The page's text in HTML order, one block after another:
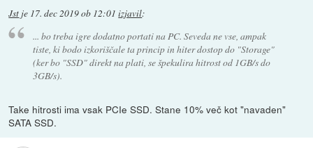
Jst je 17. dec 2019 ob 12:01 izjavil:
... bo treba igre dodatno portati na PC. Seveda ne vse, ampak
tiste, ki bodo izkoriščale ta princip in hiter dostop do "Storage"
(ker bo "SSD" direkt na plati, se špekulira hitrost od 1GB/s do
3GB/s).
Take hitrosti ima vsak PCIe SSD. Stane 10% več kot "navaden"
SATA SSD.